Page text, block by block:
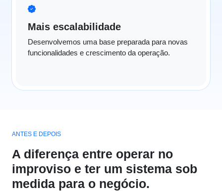
Mais escalabilidade
Desenvolvemos uma base preparada para novas
funcionalidades e crescimento da operação.
ANTES E DEPOIS
A diferença entre operar no
improviso e ter um sistema sob
medida para o negócio.